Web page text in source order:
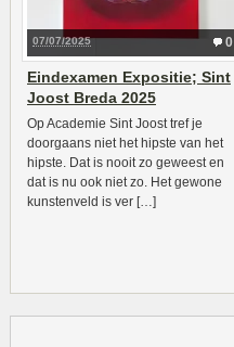
0
07/07/2025
Eindexamen Expositie; Sint
Joost Breda 2025
Op Academie Sint Joost tref je
doorgaans niet het hipste van het
hipste. Dat is nooit zo geweest en
dat is nu ook niet zo. Het gewone
kunstenveld is ver […]